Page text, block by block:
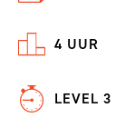
4 UUR
LEVEL 3